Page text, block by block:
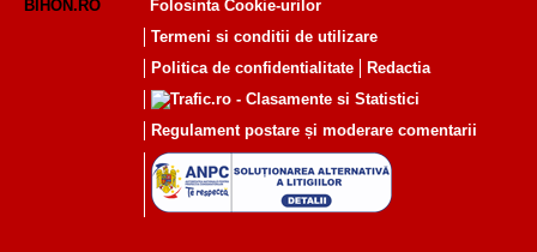
BIHON.RO
Folosinta Cookie-urilor
Termeni si conditii de utilizare
Politica de confidentialitate
Redactia
Regulament postare și moderare comentarii